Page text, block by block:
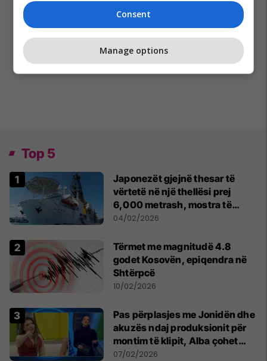
Top 5
Japonezët gjejnë thesar të
vërtetë në një thellësi prej
6,000 metrash, mostra të
mineraleve të rralla
04/02/2026
Tërmet me magnitudë 4.8
godet Kosovën, epiqendra në
Shtërpcë
10/02/2026
Pas përplasjes me Jonidën dhe
akuzës ndaj produksionit për
montim të klipit, Alba çohet
dhe dëshiron të largohet nga
07/02/2026
Consent
Manage options